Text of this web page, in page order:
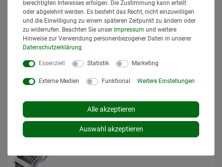
Hiermit bestätige ich, dass ich dieDaten­schutz­erklärunggelesen
habe.*
Ähnlich
berechtigten Interesses erfolgen. Die Zustimmung kann erteilt
oder abgelehnt werden. Es besteht das Recht, nicht einzuwilligen
und die Einwilligung zu einem späteren Zeitpunkt zu ändern oder
zu widerrufen. Beachten Sie unser Impressum und weitere
Hinweise zur Verwendung personenbezogener Daten in unserer
Daten­schutz­erklärung.
Essenziell Statistik Marketing
Externe Medien Funktional Weitere Einstellungen
Alle akzeptieren
Auswahl akzeptieren